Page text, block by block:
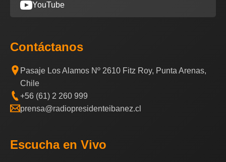
YouTube
Contáctanos
Pasaje Los Alamos Nº 2610 Fitz Roy, Punta Arenas,
Chile
+56 (61) 2 260 999
prensa@radiopresidenteibanez.cl
Escucha en Vivo